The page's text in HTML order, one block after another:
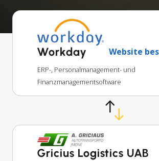
Workday Website
ERP-, Personalmanagement- und
Finanzmanagementsoftware
Gricius Logistics UAB